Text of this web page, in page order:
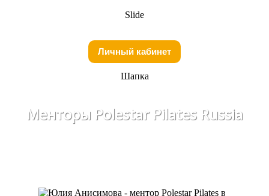
Slide
Личный кабинет
Шапка
Менторы Polestar Pilates Russia